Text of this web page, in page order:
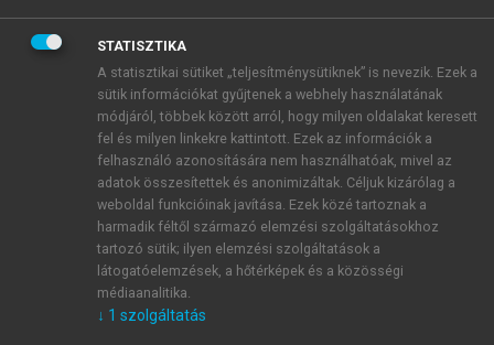
BELÉPÉS SAJÁT FIÓKKAL
ÚJ FIÓK LÉTREHOZÁSA
1 óra díjmentes hozzáférés
E-MAIL-CÍM
STATISZTIKA
A statisztikai sütiket „teljesítménysütiknek” is nevezik. Ezek a
sütik információkat gyűjtenek a webhely használatának
módjáról, többek között arról, hogy milyen oldalakat keresett
fel és milyen linkekre kattintott. Ezek az információk a
felhasználó azonosítására nem használhatóak, mivel az
adatok összesítettek és anonimizáltak. Céljuk kizárólag a
weboldal funkcióinak javítása. Ezek közé tartoznak a
harmadik féltől származó elemzési szolgáltatásokhoz
tartozó sütik; ilyen elemzési szolgáltatások a
látogatóelemzések, a hőtérképek és a közösségi
médiaanalitika.
↓ 1 szolgáltatás